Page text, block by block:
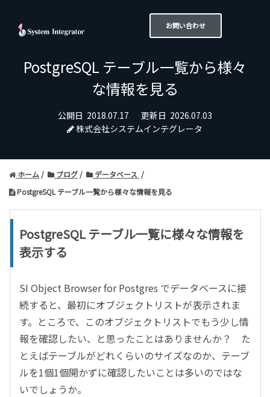
お問い合わせ
PostgreSQL テーブル一覧から様々
な情報を見る
公開日 2018.07.17 更新日 2026.07.03
株式会社システムインテグレータ
ホーム ブログ
データベース
PostgreSQL テーブル一覧から様々な情報を見る
PostgreSQL テーブル一覧に様々な情報を
表示する
SI Object Browser for Postgres でデータベースに接
続すると、最初にオブジェクトリストが表示されま
す。ところで、このオブジェクトリストでもう少し情
報を確認したい、と思ったことはありませんか？ た
とえばテーブルがどれくらいのサイズなのか、テーブ
ルを1個1個開かずに確認したいことは多いのではな
いでしょうか。